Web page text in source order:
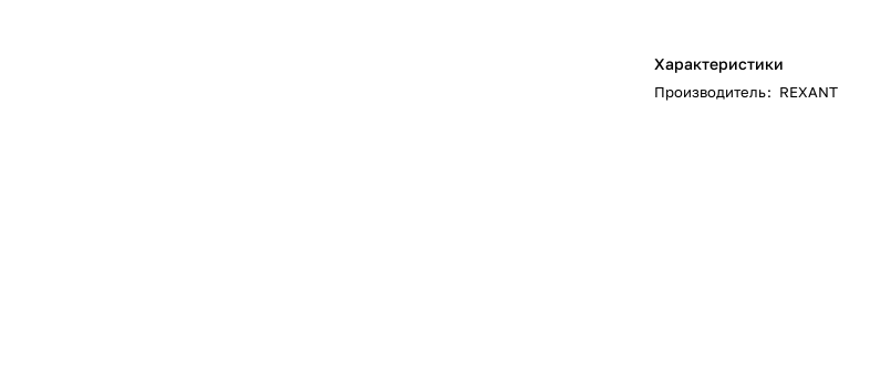
Характеристики
Производитель: REXANT